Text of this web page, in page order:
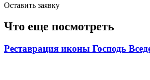
Оставить заявку
Что еще посмотреть
Реставрация иконы Господь